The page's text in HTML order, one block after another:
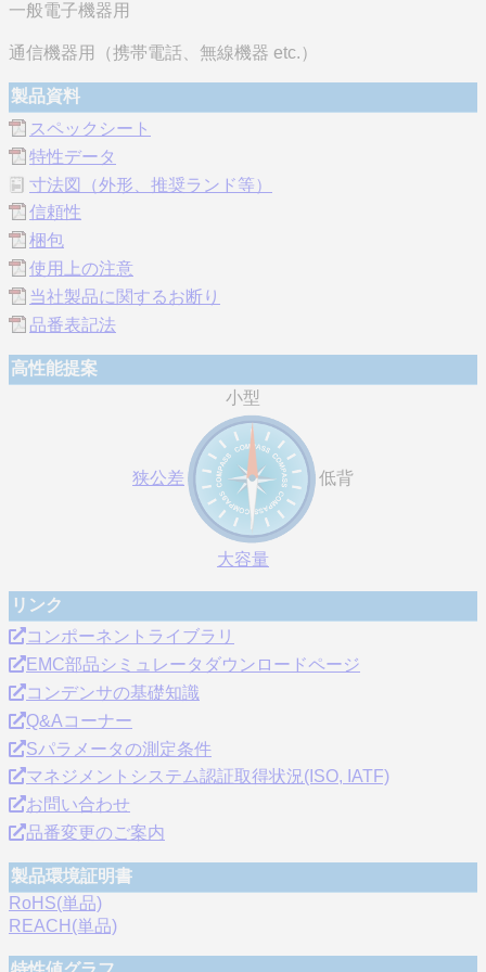
一般電子機器用
通信機器用（携帯電話、無線機器 etc.）
製品資料
スペックシート
特性データ
寸法図（外形、推奨ランド等）
信頼性
梱包
使用上の注意
当社製品に関するお断り
品番表記法
高性能提案
小型
狭公差 低背
大容量
リンク
コンポーネントライブラリ
EMC部品シミュレータダウンロードページ
コンデンサの基礎知識
Q&Aコーナー
Sパラメータの測定条件
マネジメントシステム認証取得状況(ISO, IATF)
お問い合わせ
品番変更のご案内
製品環境証明書
RoHS(単品)
REACH(単品)